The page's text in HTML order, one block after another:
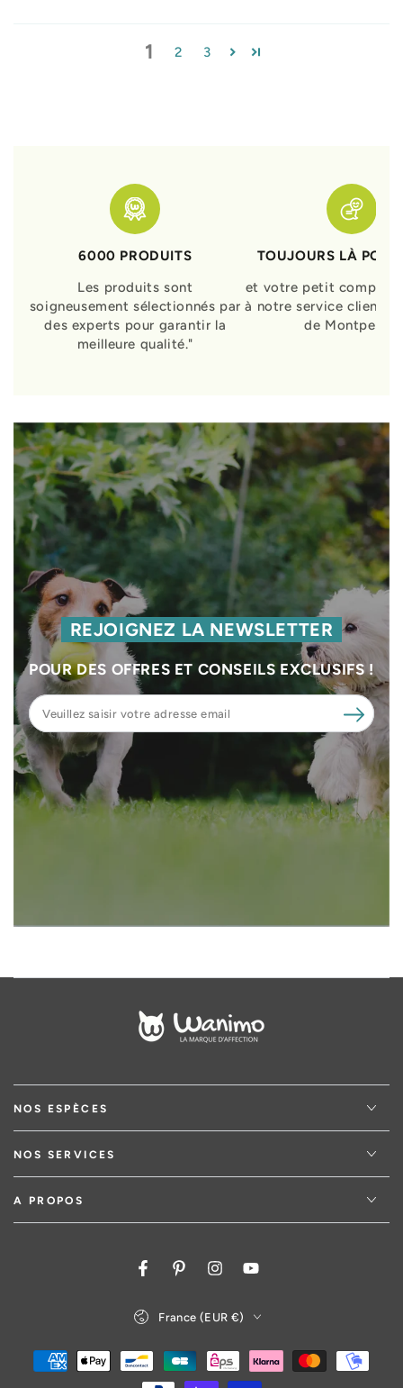
1 2 3
6000 PRODUITS
Les produits sont
soigneusement sélectionnés par
des experts pour garantir la
meilleure qualité."
TOUJOURS LÀ
et votre petit
à notre service clients
de Montpellier
REJOIGNEZ LA NEWSLETTER
POUR DES OFFRES ET CONSEILS EXCLUSIFS !
Veuillez
saisir
votre
adresse
email
NOS ESPÈCES
NOS SERVICES
A PROPOS
FacebookPinterestInstagramYouTube
France (EUR €)
Modes